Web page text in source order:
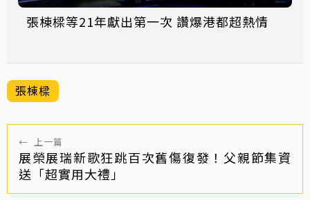
張棟樑等21年獻出第一次 讚爆港都超熱情
張棟樑
← 上一篇
展榮展瑞新歌狂跳百次舊傷復發！父親節集資
送「超實用大禮」